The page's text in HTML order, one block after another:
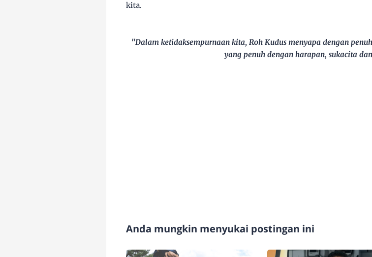
kita.
"Dalam ketidaksempurnaan kita, Roh Kudus menyapa dengan
yang penuh dengan harapan, sukacita
Anda mungkin menyukai postingan ini